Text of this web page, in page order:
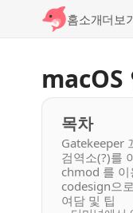
홈소개더보
macOS
목차
Gatekeeper
검역소(?)를
chmod 를 이
codesign으
여담 및 팁